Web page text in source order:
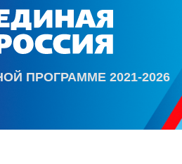
ПРОГРАММЕ 2021-2026